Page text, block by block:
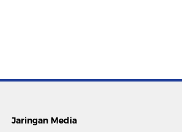
Jaringan Media